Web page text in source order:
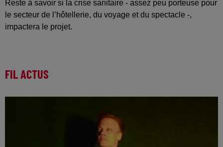
Reste à savoir si la crise sanitaire - assez peu porteuse pour
le secteur de l’hôtellerie, du voyage et du spectacle -,
impactera le projet.
FIL ACTUS